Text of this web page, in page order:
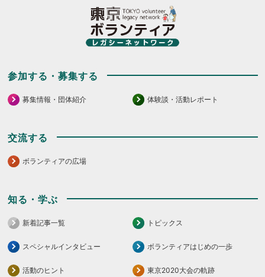
参加する・募集する
募集情報・団体紹介 体験談・活動レポート
交流する
ボランティアの広場
知る・学ぶ
新着記事一覧 トピックス
スペシャルインタビュー ボランティアはじめの一歩
活動のヒント 東京2020大会の軌跡